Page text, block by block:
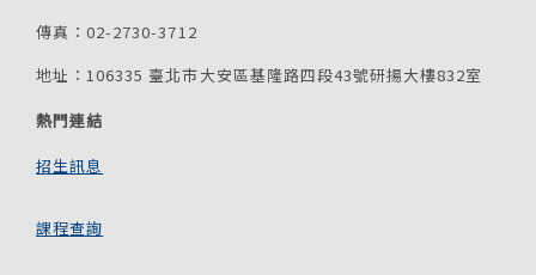
傳真：02-2730-3712
地址：106335 臺北市大安區基隆路四段43號研揚大樓832室
熱門連結
招生訊息
課程查詢